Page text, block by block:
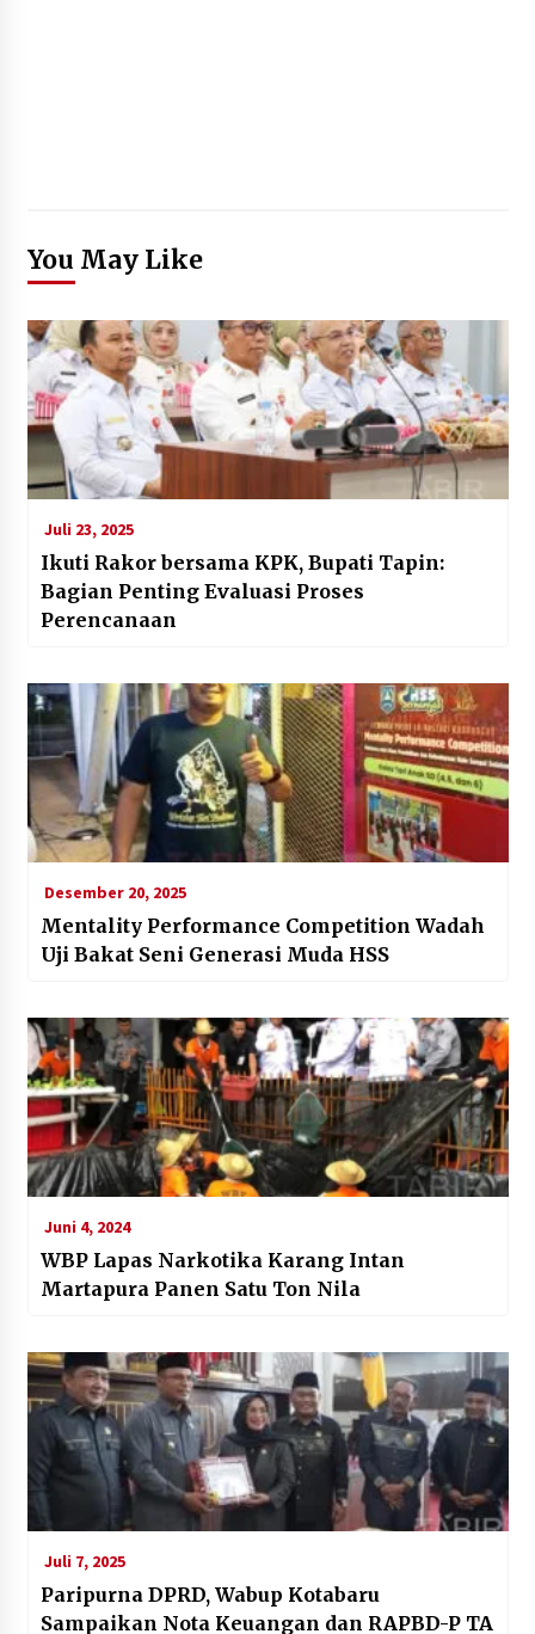
You May Like
Juli 23, 2025
Ikuti Rakor bersama KPK, Bupati Tapin:
Bagian Penting Evaluasi Proses
Perencanaan
Desember 20, 2025
Mentality Performance Competition Wadah
Uji Bakat Seni Generasi Muda HSS
Juni 4, 2024
WBP Lapas Narkotika Karang Intan
Martapura Panen Satu Ton Nila
Juli 7, 2025
Paripurna DPRD, Wabup Kotabaru
Sampaikan Nota Keuangan dan RAPBD-P TA